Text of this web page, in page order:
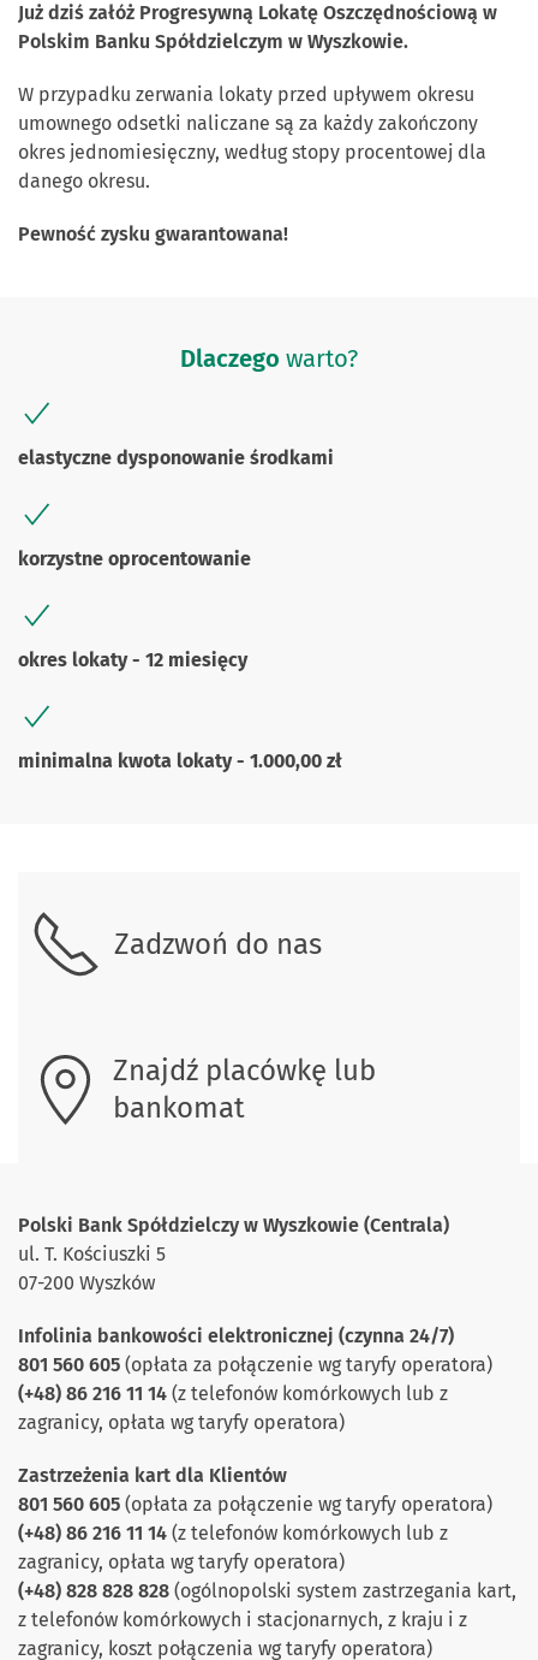
Już dziś załóż Progresywną Lokatę Oszczędnościową w
Polskim Banku Spółdzielczym w Wyszkowie.
W przypadku zerwania lokaty przed upływem okresu
umownego odsetki naliczane są za każdy zakończony
okres jednomiesięczny, według stopy procentowej dla
danego okresu.
Pewność zysku gwarantowana!
Dlaczego warto?
elastyczne dysponowanie środkami
korzystne oprocentowanie
okres lokaty - 12 miesięcy
minimalna kwota lokaty - 1.000,00 zł
Zadzwoń do nas
Znajdź placówkę lub
bankomat
Polski Bank Spółdzielczy w Wyszkowie (Centrala)
ul. T. Kościuszki 5
07-200 Wyszków
Infolinia bankowości elektronicznej (czynna 24/7)
801 560 605 (opłata za połączenie wg taryfy operatora)
(+48) 86 216 11 14 (z telefonów komórkowych lub z
zagranicy, opłata wg taryfy operatora)
Zastrzeżenia kart dla Klientów
801 560 605 (opłata za połączenie wg taryfy operatora)
(+48) 86 216 11 14 (z telefonów komórkowych lub z
zagranicy, opłata wg taryfy operatora)
(+48) 828 828 828 (ogólnopolski system zastrzegania kart,
z telefonów komórkowych i stacjonarnych, z kraju i z
zagranicy, koszt połączenia wg taryfy operatora)